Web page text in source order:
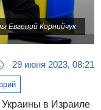
Украины Евгений Корнийчук
29 июня 2023, 08:21
Украины в Израиле